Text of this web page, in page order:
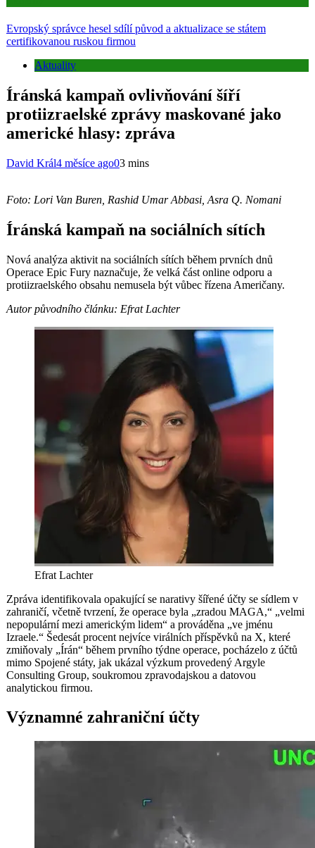
Evropský správce hesel sdílí původ a aktualizace se státem
certifikovanou ruskou firmou
Aktuality
Íránská kampaň ovlivňování šíří
protiizraelské zprávy maskované jako
americké hlasy: zpráva
David Král4 měsíce ago03 mins
Foto: Lori Van Buren, Rashid Umar Abbasi, Asra Q. Nomani
Íránská kampaň na sociálních sítích
Nová analýza aktivit na sociálních sítích během prvních dnů
Operace Epic Fury naznačuje, že velká část online odporu a
protiizraelského obsahu nemusela být vůbec řízena Američany.
Autor původního článku: Efrat Lachter
Efrat Lachter
Zpráva identifikovala opakující se narativy šířené účty se sídlem v
zahraničí, včetně tvrzení, že operace byla „zradou MAGA,“ „velmi
nepopulární mezi americkým lidem“ a prováděna „ve jménu
Izraele.“ Šedesát procent nejvíce virálních příspěvků na X, které
zmiňovaly „Írán“ během prvního týdne operace, pocházelo z účtů
mimo Spojené státy, jak ukázal výzkum provedený Argyle
Consulting Group, soukromou zpravodajskou a datovou
analytickou firmou.
Významné zahraniční účty